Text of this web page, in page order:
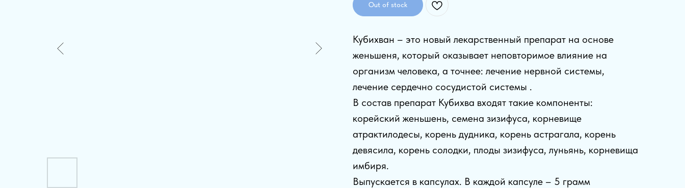
Out of stock
Кубихван – это новый лекарственный препарат на основе
женьшеня, который оказывает неповторимое влияние на
организм человека, а точнее: лечение нервной системы,
лечение сердечно сосудистой системы .
В состав препарат Кубихва входят такие компоненты:
корейский женьшень, семена зизифуса, корневище
атрактилодесы, корень дудника, корень астрагала, корень
девясила, корень солодки, плоды зизифуса, луньянь, корневища
имбиря.
Выпускается в капсулах. В каждой капсуле – 5 грамм